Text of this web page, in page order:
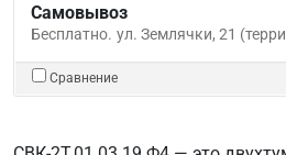
Самовывоз
Бесплатно. ул. Землячки, 21
Сравнение